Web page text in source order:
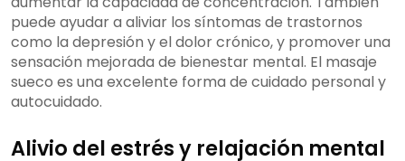
puede ayudar a aliviar los síntomas de trastornos
como la depresión y el dolor crónico, y promover una
sensación mejorada de bienestar mental. El masaje
sueco es una excelente forma de cuidado personal y
autocuidado.
Alivio del estrés y relajación mental